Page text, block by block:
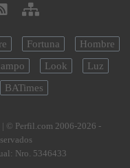
Fortuna
Hombre
Look
Luz
BATimes
| © Perfil.com 2006-2026 -
Nro. 5346433